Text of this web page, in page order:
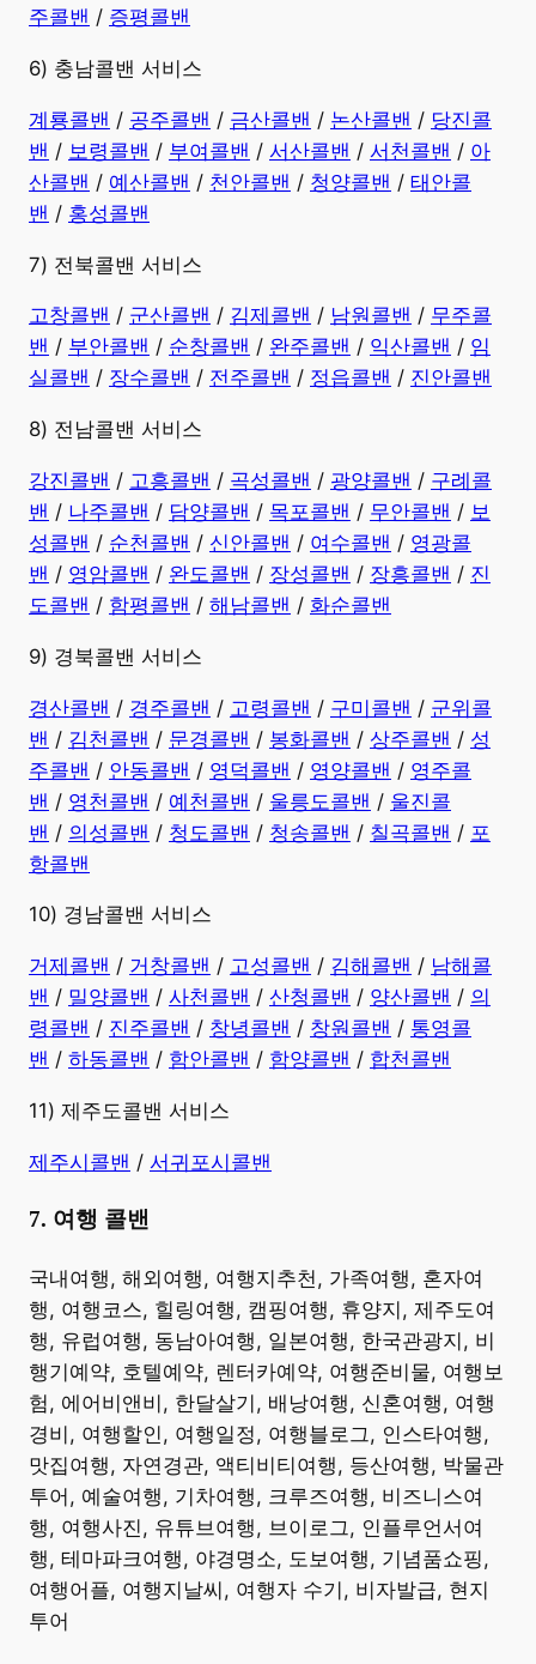
주콜밴 / 증평콜밴
6) 충남콜밴 서비스
계룡콜밴 / 공주콜밴 / 금산콜밴 / 논산콜밴 / 당진콜
밴 / 보령콜밴 / 부여콜밴 / 서산콜밴 / 서천콜밴 / 아
산콜밴 / 예산콜밴 / 천안콜밴 / 청양콜밴 / 태안콜
밴 / 홍성콜밴
7) 전북콜밴 서비스
고창콜밴 / 군산콜밴 / 김제콜밴 / 남원콜밴 / 무주콜
밴 / 부안콜밴 / 순창콜밴 / 완주콜밴 / 익산콜밴 / 임
실콜밴 / 장수콜밴 / 전주콜밴 / 정읍콜밴 / 진안콜밴
8) 전남콜밴 서비스
강진콜밴 / 고흥콜밴 / 곡성콜밴 / 광양콜밴 / 구례콜
밴 / 나주콜밴 / 담양콜밴 / 목포콜밴 / 무안콜밴 / 보
성콜밴 / 순천콜밴 / 신안콜밴 / 여수콜밴 / 영광콜
밴 / 영암콜밴 / 완도콜밴 / 장성콜밴 / 장흥콜밴 / 진
도콜밴 / 함평콜밴 / 해남콜밴 / 화순콜밴
9) 경북콜밴 서비스
경산콜밴 / 경주콜밴 / 고령콜밴 / 구미콜밴 / 군위콜
밴 / 김천콜밴 / 문경콜밴 / 봉화콜밴 / 상주콜밴 / 성
주콜밴 / 안동콜밴 / 영덕콜밴 / 영양콜밴 / 영주콜
밴 / 영천콜밴 / 예천콜밴 / 울릉도콜밴 / 울진콜
밴 / 의성콜밴 / 청도콜밴 / 청송콜밴 / 칠곡콜밴 / 포
항콜밴
10) 경남콜밴 서비스
​거제콜밴 / 거창콜밴 / 고성콜밴 / 김해콜밴 / 남해콜
밴 / 밀양콜밴 / 사천콜밴 / 산청콜밴 / 양산콜밴 / 의
령콜밴 / 진주콜밴 / 창녕콜밴 / 창원콜밴 / 통영콜
밴 / 하동콜밴 / 함안콜밴 / 함양콜밴 / 합천콜밴
11) 제주도콜밴 서비스
제주시콜밴 / 서귀포시콜밴
7. 여행 콜밴
​국내여행, 해외여행, 여행지추천, 가족여행, 혼자여
행, 여행코스, 힐링여행, 캠핑여행, 휴양지, 제주도여
행, 유럽여행, 동남아여행, 일본여행, 한국관광지, 비
행기예약, 호텔예약, 렌터카예약, 여행준비물, 여행보
험, 에어비앤비, 한달살기, 배낭여행, 신혼여행, 여행
경비, 여행할인, 여행일정, 여행블로그, 인스타여행,
맛집여행, 자연경관, 액티비티여행, 등산여행, 박물관
투어, 예술여행, 기차여행, 크루즈여행, 비즈니스여
행, 여행사진, 유튜브여행, 브이로그, 인플루언서여
행, 테마파크여행, 야경명소, 도보여행, 기념품쇼핑,
여행어플, 여행지날씨, 여행자 수기, 비자발급, 현지
투어 ​